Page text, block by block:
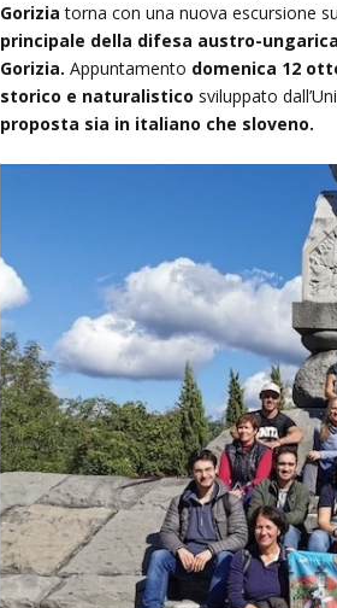
Gorizia torna con una nuova escursione
principale della difesa austro-
Gorizia.Appuntamento domenica 12
storico e naturalistico sviluppato
proposta sia in italiano che sloveno.